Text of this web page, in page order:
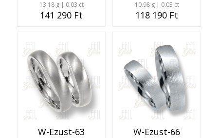
13.18 g | 0.03 ct
141 290 Ft
10.98 g | 0.03 ct
118 190 Ft
W-Ezust-63 W-Ezust-66